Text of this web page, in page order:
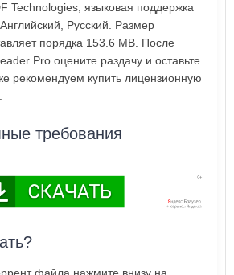
Technologies, языковая поддержка
Русский. Размер
порядка 153.6 MB. После
Pro оцените раздачу и оставьте
рекомендуем купить лицензионную
требования
файла нажмите внизу на